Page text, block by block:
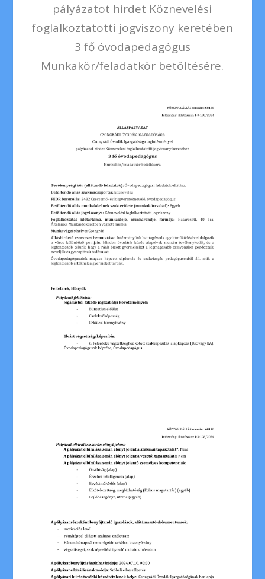
pályázatot hirdet Köznevelési
foglalkoztatotti jogviszony keretében
3 fő óvodapedagógus
Munkakör/feladatkör betöltésére.